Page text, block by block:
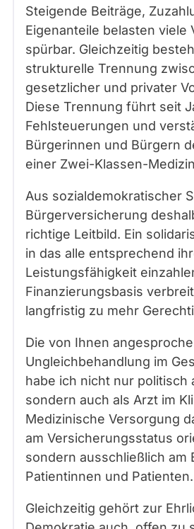
Steigende Beiträge,
Eigenanteile belasten viele
spürbar. Gleichzeitig
strukturelle Trennung
gesetzlicher und privater
Diese Trennung führt seit
Fehlsteuerungen und
Bürgerinnen und Bürgern
einer Zwei-Klassen-
Aus sozialdemokratischer
Bürgerversicherung
richtige Leitbild. Ein
in das alle entsprechend
Leistungsfähigkeit
Finanzierungsbasis
langfristig zu mehr
Die von Ihnen
Ungleichbehandlung im
habe ich nicht nur politisch
sondern auch als Arzt im
Medizinische Versorgung
am Versicherungsstatus
sondern ausschließlich am
Patientinnen und Patienten.
Gleichzeitig gehört zur